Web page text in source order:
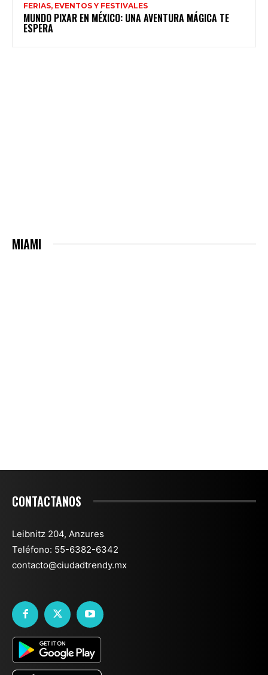
FERIAS, EVENTOS Y FESTIVALES
MUNDO PIXAR EN MÉXICO: UNA AVENTURA MÁGICA TE
ESPERA
MIAMI
CONTACTANOS
Leibnitz 204, Anzures
Teléfono: 55-6382-6342
contacto@ciudadtrendy.mx